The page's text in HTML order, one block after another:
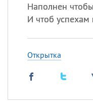
Наполнен
И чтоб
Открытка